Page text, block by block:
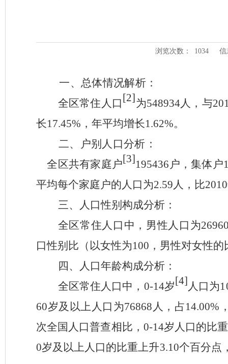
浏览次数： 1034 信
一、总体情况解析：
全区常住人口[2]为548934人，与
长17.45% ，年平均增长1.62%。
二、户别人口分析：
全区共有家庭户[3]195436 户，集体户
平均每个家庭户的人口为2.59人，比2010
三、
人口性别构成分析：
全区常住人口中，男性人口为
口性别比（以女性为100 ，男性对女性
四、人口年龄构成分析：
全区常住人口中， 0-14岁[4]人口为
60岁及以上人口为76868 人，占14.00%
次全国人口普查相比， 0-14岁人口的比重
0岁及以上人口的比重上升3.10个百分点